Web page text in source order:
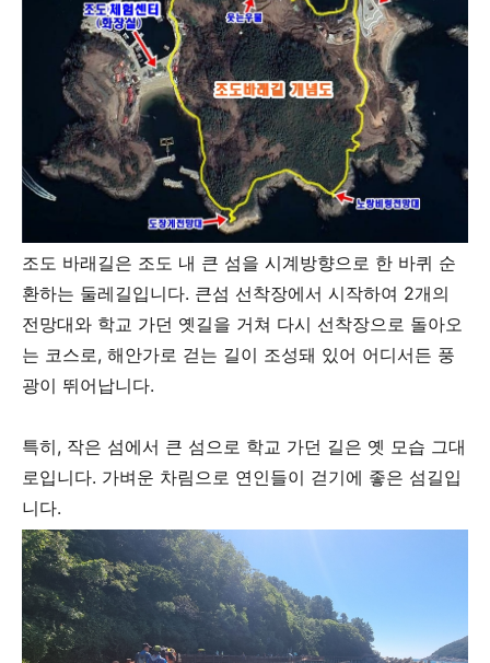
조도 바래길은 조도 내 큰 섬을 시계방향으로 한 바퀴 순
환하는 둘레길입니다. 큰섬 선착장에서 시작하여 2개의
전망대와 학교 가던 옛길을 거쳐 다시 선착장으로 돌아오
는 코스로, 해안가로 걷는 길이 조성돼 있어 어디서든 풍
광이 뛰어납니다.
특히, 작은 섬에서 큰 섬으로 학교 가던 길은 옛 모습 그대
로입니다. 가벼운 차림으로 연인들이 걷기에 좋은 섬길입
니다.